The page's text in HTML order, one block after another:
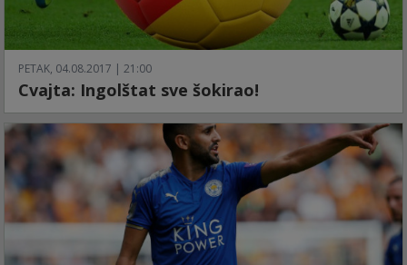
PETAK, 04.08.2017 | 21:00
Cvajta: Ingolštat sve šokirao!